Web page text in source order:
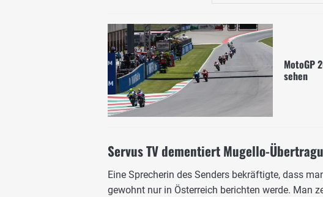
MotoGP
sehen
Servus TV dementiert Mugello-
Eine Sprecherin des Senders bekräftigte, dass
gewohnt nur in Österreich berichten werde. Man